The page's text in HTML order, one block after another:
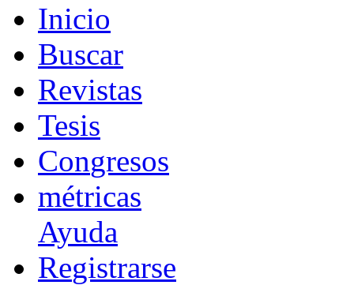
Inicio
Buscar
Revistas
Tesis
Congresos
métricas
Ayuda
Registrarse